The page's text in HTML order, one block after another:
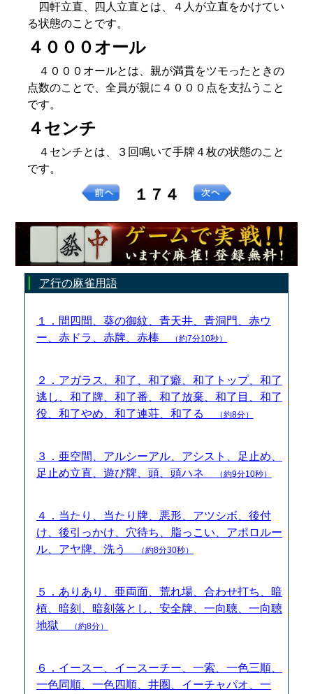
四軒立直、四人立直とは、４人が立直をかけてい
る状態のことです。
４０００オール
４０００オールとは、親が満貫をツモったときの
点数のことで、全員が親に４０００点を支払うこと
です。
４センチ
４センチとは、３回鳴いて手牌４枚の状態のこと
です。
１７４
ア行の麻雀用語
１．間四間、葵の御紋、青天井、青洞門、赤ウ
ー、赤ドラ、赤牌、赤棒
（約7分10秒）
２．アガラス、和了、和了癖、和了トップ、和了
逃し、和了牌、和了番、和了放棄、和了目、和了
役、和了やめ、和了連荘、和了る
（約8分）
３．亜空間、アルシーアル、アシスト、足止め、
足止め立直、遊び牌、頭、頭ハネ
（約9分10秒）
４．当たり、当たり牌、悪形、アツシボ、後付
け、後引っかけ、穴待ち、脂っこい、アポロルー
ル、アヤ牌、洗う
（約8分30秒）
５．ありあり、亜両面、荒れ場、合わせ打ち、暗
槓、暗刻、暗刻落とし、安全牌、一向聴、一向聴
地獄
（約8分）
６．イースー、イースーチー、一索、一色三順、
一色同順、一色四順、井圏、イーチャパオ、一